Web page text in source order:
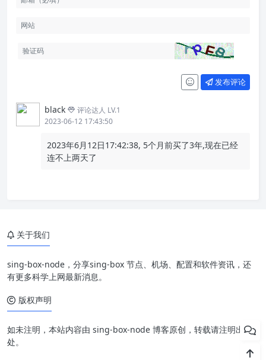
发布评论
black
评论达人 LV.1
2023-06-12 17:43:50
2023年6月12日17:42:38, 5个月前买了3年,现在已经
连不上两天了
关于我们
sing-box-node，分享sing-box 节点、机场、配置和软件资讯，还
有更多科学上网最新消息。
版权声明
如未注明，本站内容由 sing-box-node 博客原创，转载请注明出
处。